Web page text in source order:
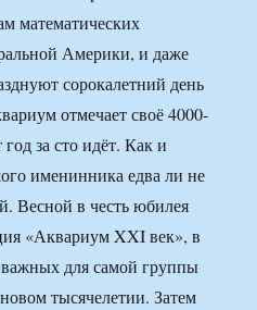
математических
Америки, и даже
сорокалетний день
отмечает своё 4000-
за сто идёт. Как и
именинника едва ли не
Весной в честь юбилея
«Аквариум XXI век», в
для самой группы
тысячелетии. Затем